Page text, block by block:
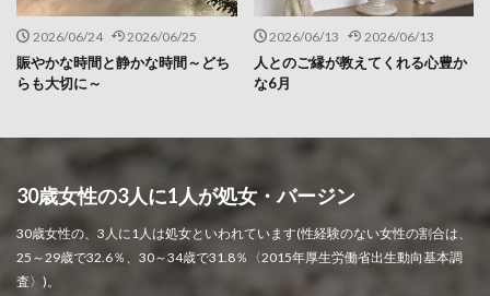
2026/06/24 2026/06/25
賑やかな時間と静かな時間～どち
らも大切に～
2026/06/13 2026/06/13
人とのご縁が教えてくれる心豊か
な6月
30歳女性の3人に1人が処女・バージン
30歳女性の、3人に1人は処女といわれています(性経験のない女性の割合は、
25～29歳で32.6％、30～34歳で31.8％〈2015年厚生労働省出生動向基本調
査〉)。